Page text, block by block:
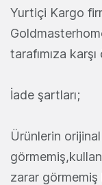
Yurtiçi Kargo
tarafımıza
İade şartları;
Ürünlerin
zarar görmemiş